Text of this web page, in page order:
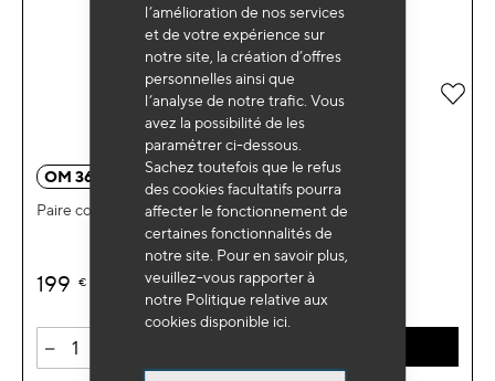
l’amélioration de nos services
et de votre expérience sur
notre site, la création d’offres
personnelles ainsi que
l’analyse de notre trafic. Vous
avez la possibilité de les
paramétrer ci-dessous.
Sachez toutefois que le refus
des cookies facultatifs pourra
affecter le fonctionnement de
certaines fonctionnalités de
notre site. Pour en savoir plus,
veuillez-vous rapporter à
notre Politique relative aux
cookies disponible ici
OM 3637BL
Paire compresseurs de ressorts
199 €
-